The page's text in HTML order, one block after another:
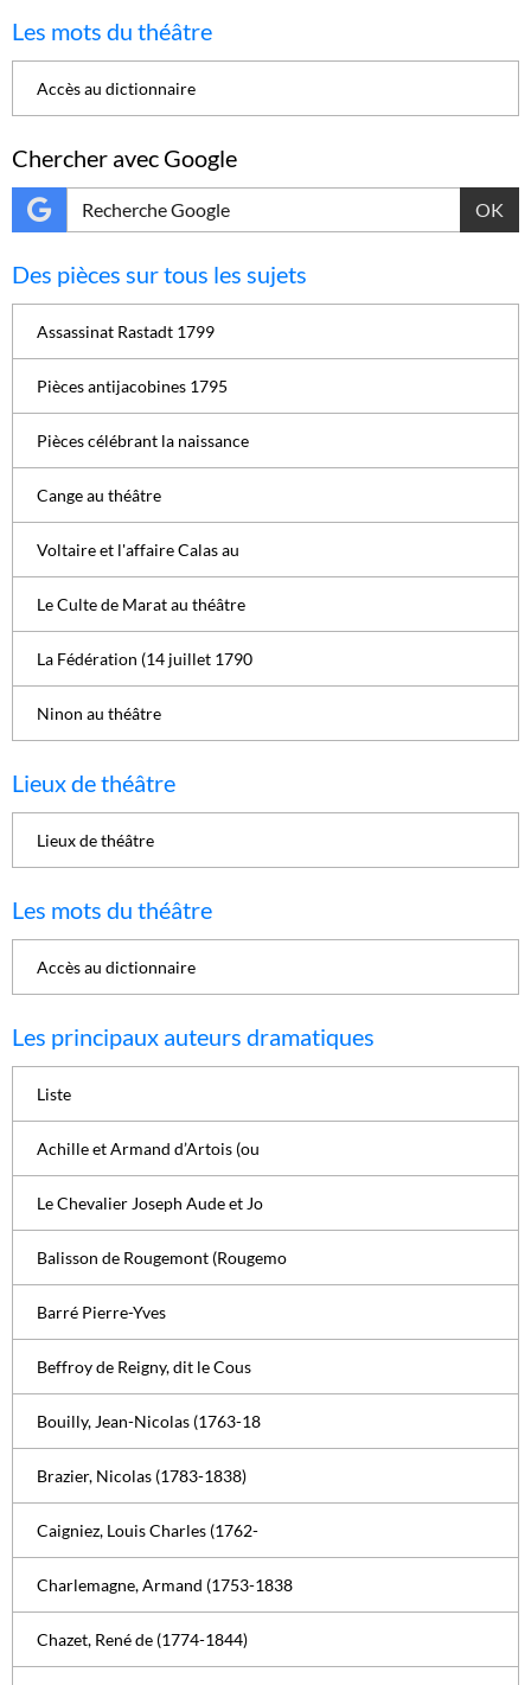
Les mots du théâtre
Accès au dictionnaire
Chercher avec Google
OK
Des pièces sur tous les sujets
Assassinat Rastadt 1799
Pièces antijacobines 1795
Pièces célébrant la naissance
Cange au théâtre
Voltaire et l'affaire Calas au
Le Culte de Marat au théâtre
La Fédération (14 juillet 1790
Ninon au théâtre
Lieux de théâtre
Lieux de théâtre
Les mots du théâtre
Accès au dictionnaire
Les principaux auteurs dramatiques
Liste
Achille et Armand d’Artois (ou
Le Chevalier Joseph Aude et Jo
Balisson de Rougemont (Rougemo
Barré Pierre-Yves
Beffroy de Reigny, dit le Cous
Bouilly, Jean-Nicolas (1763-18
Brazier, Nicolas (1783-1838)
Caigniez, Louis Charles (1762-
Charlemagne, Armand (1753-1838
Chazet, René de (1774-1844)